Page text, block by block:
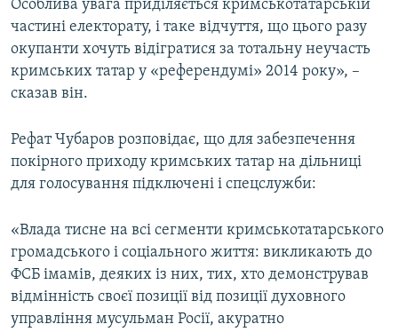
Особлива увага приділяється кримськотатарській
частині електорату, і таке відчуття, що цього разу
окупанти хочуть відігратися за тотальну неучасть
кримських татар у «референдумі» 2014 року», –
сказав він.
Рефат Чубаров розповідає, що для забезпечення
покірного приходу кримських татар на дільниці
для голосування підключені і спецслужби:
«Влада тисне на всі сегменти кримськотатарського
громадського і соціального життя: викликають до
ФСБ імамів, деяких із них, тих, хто демонстрував
відмінність своєї позиції від позиції духовного
управління мусульман Росії, акуратно